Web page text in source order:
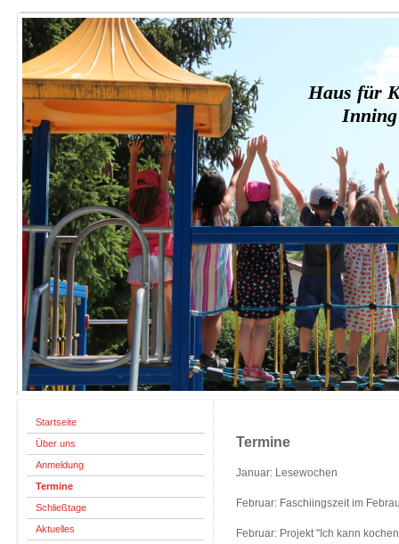
Haus für
Inning
Startseite
Über uns
Anmeldung
Termine
Schließtage
Aktuelles
Termine
Januar: Lesewochen
Februar: Faschiingszeit im
Februar: Projekt "Ich kann